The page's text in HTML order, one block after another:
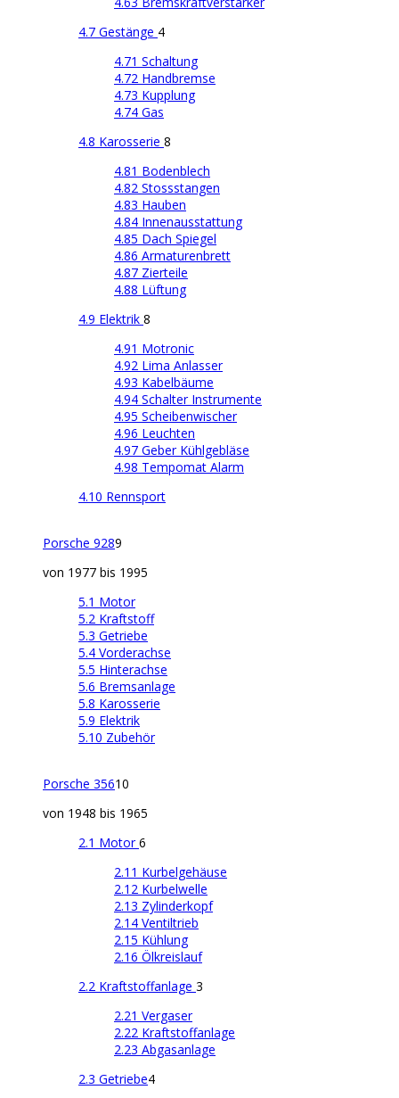
4.7 Gestänge 4
4.71 Schaltung
4.72 Handbremse
4.73 Kupplung
4.74 Gas
4.8 Karosserie 8
4.81 Bodenblech
4.82 Stossstangen
4.83 Hauben
4.84 Innenausstattung
4.85 Dach Spiegel
4.86 Armaturenbrett
4.87 Zierteile
4.88 Lüftung
4.9 Elektrik 8
4.91 Motronic
4.92 Lima Anlasser
4.93 Kabelbäume
4.94 Schalter Instrumente
4.95 Scheibenwischer
4.96 Leuchten
4.97 Geber Kühlgebläse
4.98 Tempomat Alarm
4.10 Rennsport
Porsche 9289
von 1977 bis 1995
5.1 Motor
5.2 Kraftstoff
5.3 Getriebe
5.4 Vorderachse
5.5 Hinterachse
5.6 Bremsanlage
5.8 Karosserie
5.9 Elektrik
5.10 Zubehör
Porsche 35610
von 1948 bis 1965
2.1 Motor6
2.11 Kurbelgehäuse
2.12 Kurbelwelle
2.13 Zylinderkopf
2.14 Ventiltrieb
2.15 Kühlung
2.16 Ölkreislauf
2.2 Kraftstoffanlage 3
2.21 Vergaser
2.22 Kraftstoffanlage
2.23 Abgasanlage
2.3 Getriebe4